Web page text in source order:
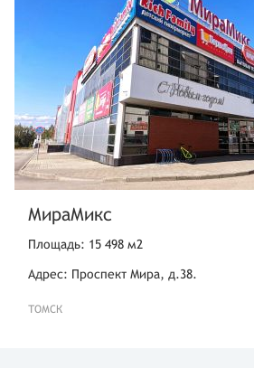
МираМикс
Площадь: 15 498 м2
Адрес: Проспект Мира, д.38.
ТОМСК